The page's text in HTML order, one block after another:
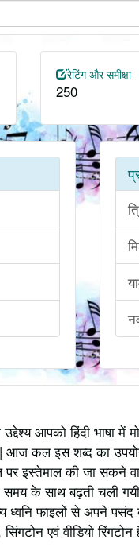
रेटिंग और समीक्षा
250
आपको हिंदी भाषा में
आज कल इस शब्द का
पर इस्तेमाल की जा
समय के साथ बढ़ती चली
ध्वनि फाइलों से अपने
एवं वीडियो रिंगटोन